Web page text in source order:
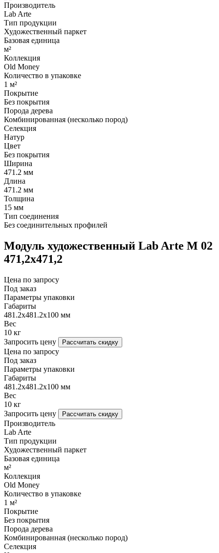
Производитель
Lab Arte
Тип продукции
Художественный паркет
Базовая единица
м²
Коллекция
Old Money
Количество в упаковке
1 м²
Покрытие
Без покрытия
Порода дерева
Комбинированная (несколько пород)
Селекция
Натур
Цвет
Без покрытия
Ширина
471.2 мм
Длина
471.2 мм
Толщина
15 мм
Тип соединения
Без соединительных профилей
Модуль художественный Lab Arte М 02
471,2х471,2
Цена по запросу
Под заказ
Параметры упаковки
Габариты
481.2х481.2х100 мм
Вес
10 кг
Запросить цену
Рассчитать скидку
Цена по запросу
Под заказ
Параметры упаковки
Габариты
481.2х481.2х100 мм
Вес
10 кг
Запросить цену
Рассчитать скидку
Производитель
Lab Arte
Тип продукции
Художественный паркет
Базовая единица
м²
Коллекция
Old Money
Количество в упаковке
1 м²
Покрытие
Без покрытия
Порода дерева
Комбинированная (несколько пород)
Селекция